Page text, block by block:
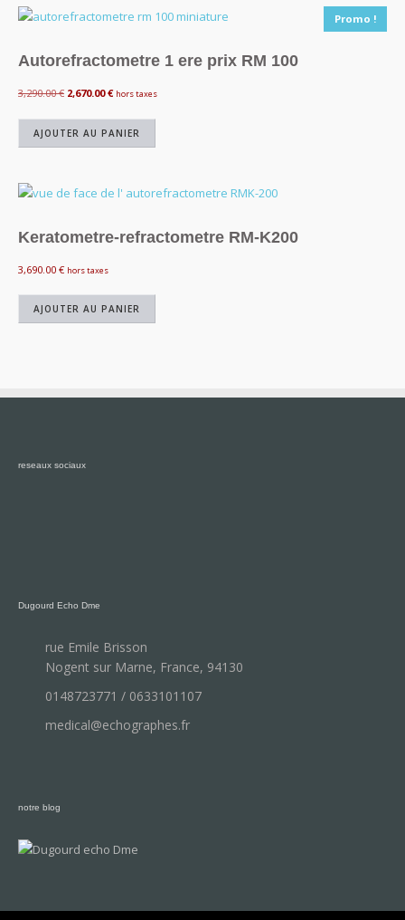
Promo !
Autorefractometre 1 ere prix RM 100
3,290.00€ Le
initial
était :
2,670.00€Le
actuel
est :
hors taxes
AJOUTER AU PANIER
Keratometre-refractometre RM-K200
3,690.00 € hors taxes
AJOUTER AU PANIER
reseaux sociaux
Dugourd Echo Dme
rue Emile Brisson
Nogent sur Marne, France, 94130
0148723771 / 0633101107
medical@echographes.fr
notre blog